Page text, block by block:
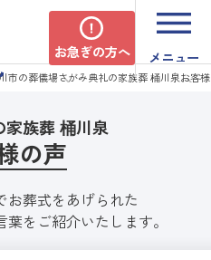
お急ぎの方へ メニュー
市の葬儀場さがみ典礼の家族葬 桶川泉お客
家族葬 桶川泉
の声
お葬式をあげられた
をご紹介いたします。